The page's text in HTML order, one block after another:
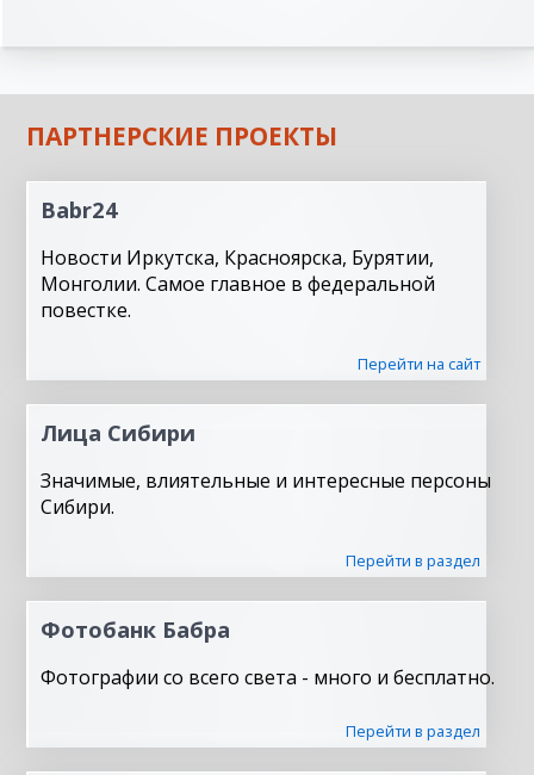
ПАРТНЕРСКИЕ ПРОЕКТЫ
Babr24
Новости Иркутска, Красноярска, Бурятии,
Монголии. Самое главное в федеральной
повестке.
Перейти на сайт
Лица Сибири
Значимые, влиятельные и интересные персоны
Сибири.
Перейти в раздел
Фотобанк Бабра
Фотографии со всего света - много и бесплатно.
Перейти в раздел